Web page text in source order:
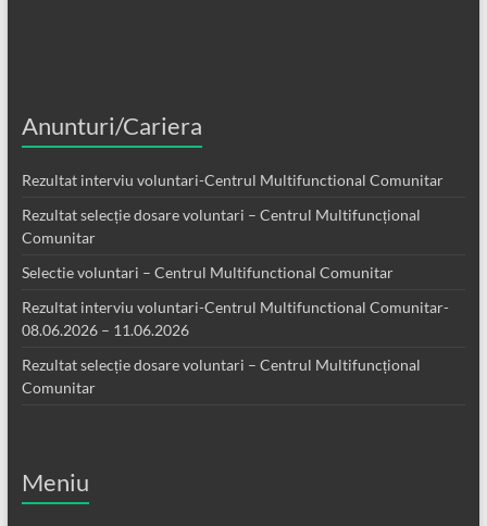
Anunturi/Cariera
Rezultat interviu voluntari-Centrul Multifunctional Comunitar
Rezultat selecție dosare voluntari – Centrul Multifuncțional
Comunitar
Selectie voluntari – Centrul Multifunctional Comunitar
Rezultat interviu voluntari-Centrul Multifunctional Comunitar-
08.06.2026 – 11.06.2026
Rezultat selecție dosare voluntari – Centrul Multifuncțional
Comunitar
Meniu